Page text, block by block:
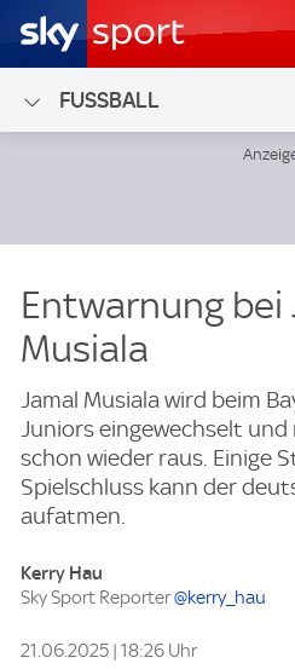
FUSSBALL
Entwarnung bei
Musiala
Jamal Musiala wird beim
Juniors eingewechselt
schon wieder raus. Einige
Spielschluss kann der
aufatmen.
Kerry Hau
Sky Sport Reporter@kerry_hau
21.06.2025 | 18:26 Uhr